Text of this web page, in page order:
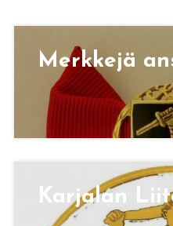
Merk­ke­jä
Kar­ja­lan